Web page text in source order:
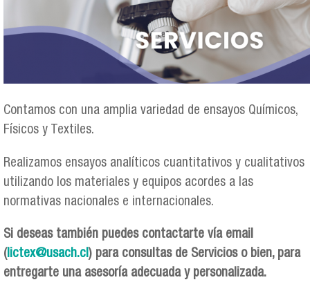
Contamos con una amplia variedad de ensayos Químicos,
Físicos y Textiles.
Realizamos ensayos analíticos cuantitativos y cualitativos
utilizando los materiales y equipos acordes a las
normativas nacionales e internacionales.
Si deseas también puedes contactarte vía email
(lictex@usach.cl) para consultas de Servicios o bien, para
entregarte una asesoría adecuada y personalizada.